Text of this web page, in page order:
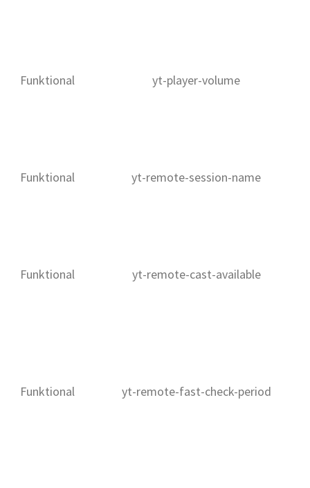
Funktional yt-player-volume
Funktional yt-remote-session-name
Funktional yt-remote-cast-available
Funktional yt-remote-fast-check-period